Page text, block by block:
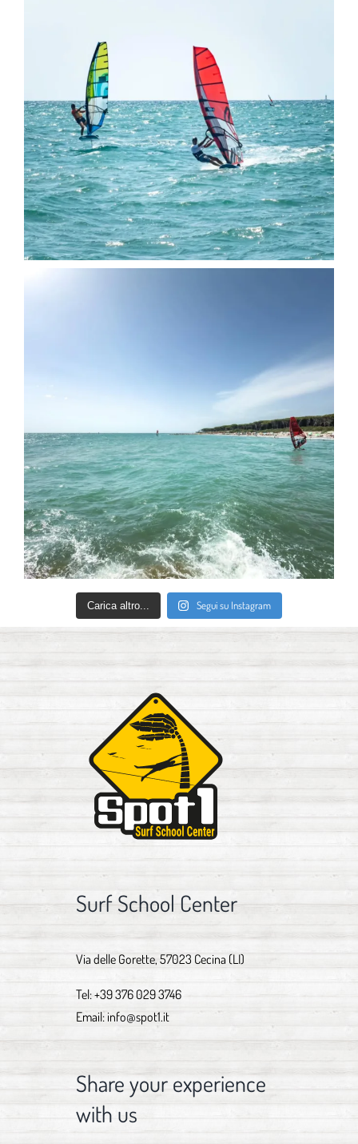
Carica altro... Segui su Instagram
Surf School Center
Via delle Gorette, 57023 Cecina (LI)
Tel:+39 376 029 3746
Email: info@spot1.it
Share your experience
with us